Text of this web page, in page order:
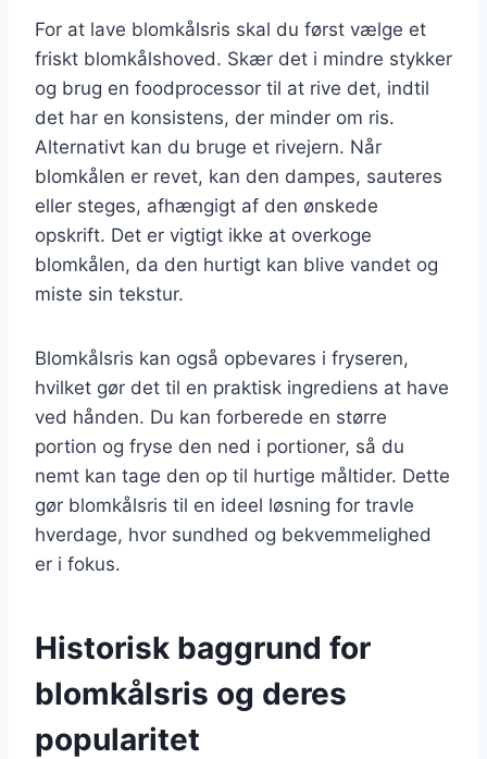
For at lave blomkålsris skal du først vælge et
friskt blomkålshoved. Skær det i mindre stykker
og brug en foodprocessor til at rive det, indtil
det har en konsistens, der minder om ris.
Alternativt kan du bruge et rivejern. Når
blomkålen er revet, kan den dampes, sauteres
eller steges, afhængigt af den ønskede
opskrift. Det er vigtigt ikke at overkoge
blomkålen, da den hurtigt kan blive vandet og
miste sin tekstur.
Blomkålsris kan også opbevares i fryseren,
hvilket gør det til en praktisk ingrediens at have
ved hånden. Du kan forberede en større
portion og fryse den ned i portioner, så du
nemt kan tage den op til hurtige måltider. Dette
gør blomkålsris til en ideel løsning for travle
hverdage, hvor sundhed og bekvemmelighed
er i fokus.
Historisk baggrund for
blomkålsris og deres
popularitet